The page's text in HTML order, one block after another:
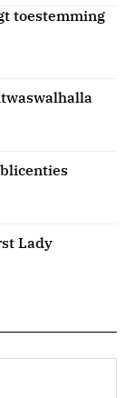
toestemming
Lady